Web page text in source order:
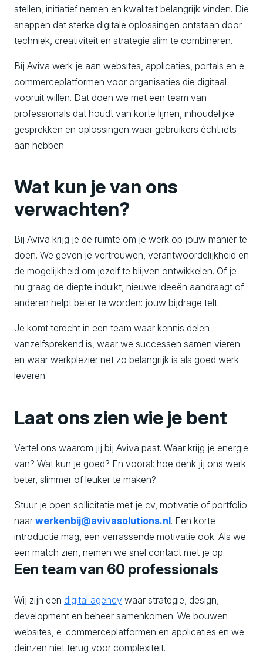
stellen, initiatief nemen en kwaliteit belangrijk vinden. Die
snappen dat sterke digitale oplossingen ontstaan door
techniek, creativiteit en strategie slim te combineren.
Bij Aviva werk je aan websites, applicaties, portals en e-
commerceplatformen voor organisaties die digitaal
vooruit willen. Dat doen we met een team van
professionals dat houdt van korte lijnen, inhoudelijke
gesprekken en oplossingen waar gebruikers écht iets
aan hebben.
Wat kun je van ons
verwachten?
Bij Aviva krijg je de ruimte om je werk op jouw manier te
doen. We geven je vertrouwen, verantwoordelijkheid en
de mogelijkheid om jezelf te blijven ontwikkelen. Of je
nu graag de diepte induikt, nieuwe ideeën aandraagt of
anderen helpt beter te worden: jouw bijdrage telt.
Je komt terecht in een team waar kennis delen
vanzelfsprekend is, waar we successen samen vieren
en waar werkplezier net zo belangrijk is als goed werk
leveren.
Laat ons zien wie je bent
Vertel ons waarom jij bij Aviva past. Waar krijg je energie
van? Wat kun je goed? En vooral: hoe denk jij ons werk
beter, slimmer of leuker te maken?
Stuur je open sollicitatie met je cv, motivatie of portfolio
naar werkenbij@avivasolutions.nl. Een korte
introductie mag, een verrassende motivatie ook. Als we
een match zien, nemen we snel contact met je op.
Een team van 60 professionals
Wij zijn een digital agency waar strategie, design,
development en beheer samenkomen. We bouwen
websites, e-commerceplatformen en applicaties en we
deinzen niet terug voor complexiteit.